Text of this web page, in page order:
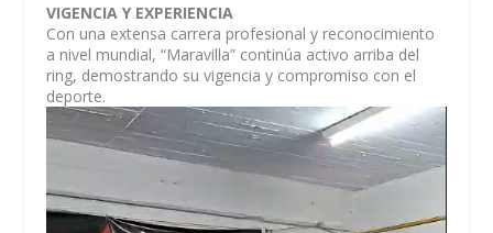
VIGENCIA Y EXPERIENCIA
Con una extensa carrera profesional y reconocimiento
a nivel mundial, “Maravilla” continúa activo arriba del
ring, demostrando su vigencia y compromiso con el
deporte.
Reproductor
de